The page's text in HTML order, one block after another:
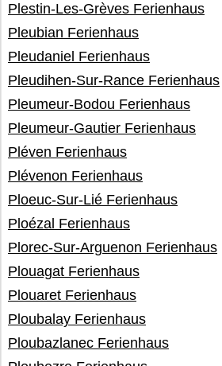
Plestin-Les-Grèves Ferienhaus
Pleubian Ferienhaus
Pleudaniel Ferienhaus
Pleudihen-Sur-Rance Ferienhaus
Pleumeur-Bodou Ferienhaus
Pleumeur-Gautier Ferienhaus
Pléven Ferienhaus
Plévenon Ferienhaus
Ploeuc-Sur-Lié Ferienhaus
Ploézal Ferienhaus
Plorec-Sur-Arguenon Ferienhaus
Plouagat Ferienhaus
Plouaret Ferienhaus
Ploubalay Ferienhaus
Ploubazlanec Ferienhaus